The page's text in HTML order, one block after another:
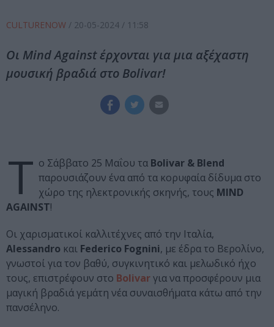
CULTURENOW / 20-05-2024 / 11:58
Οι Mind Against έρχονται για μια αξέχαστη
μουσική βραδιά στο Bolivar!
Τ ο Σάββατο 25 Μαΐου τα Bolivar & Blend
παρουσιάζουν ένα από τα κορυφαία δίδυμα στο
χώρο της ηλεκτρονικής σκηνής, τους MIND
AGAINST!
Οι χαρισματικοί καλλιτέχνες από την Ιταλία,
Alessandro και Federico Fognini, με έδρα το Βερολίνο,
γνωστοί για τον βαθύ, συγκινητικό και μελωδικό ήχο
τους, επιστρέφουν στο Bolivarγια να προσφέρουν μια
μαγική βραδιά γεμάτη νέα συναισθήματα κάτω από την
πανσέληνο.